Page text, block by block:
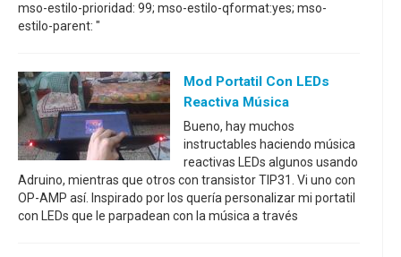
mso-estilo-prioridad: 99; mso-estilo-qformat:yes; mso-
estilo-parent: "
Mod Portatil Con LEDs
Reactiva Música
Bueno, hay muchos
instructables haciendo música
reactivas LEDs algunos usando
Adruino, mientras que otros con transistor TIP31. Vi uno con
OP-AMP así. Inspirado por los quería personalizar mi portatil
con LEDs que le parpadean con la música a través